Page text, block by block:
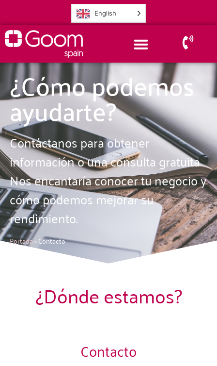
English
¿Cómo podemos
ayudarte?
Contáctanos para obtener
información o una consulta gratuita
Nos encantaría conocer tu negocio y
cómo podemos mejorar su
rendimiento.
Portada»Contacto
¿Dónde estamos?
Contacto